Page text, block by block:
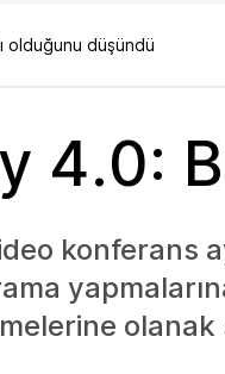
olduğunu düşündü
4.0:
konferans
olanak